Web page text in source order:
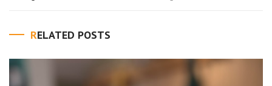
RELATED POSTS